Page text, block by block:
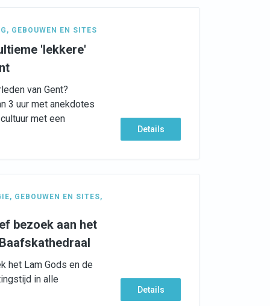
, GEBOUWEN EN SITES
'lekkere'
van Gent?
3 uur met anekdotes
met een
Details
, GEBOUWEN EN SITES,
bezoek aan het
het Lam Gods en de
in alle
Details